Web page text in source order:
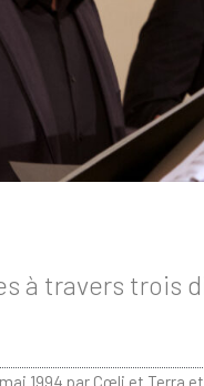
à travers trois
1994 par Cœli et Terra